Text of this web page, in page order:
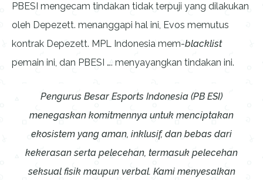
PBESI mengecam tindakan tidak terpuji yang dilakukan
oleh Depezett. menanggapi hal ini, Evos memutus
kontrak Depezett. MPL Indonesia mem-blacklist
pemain ini, dan PBESI …. menyayangkan tindakan ini.
Pengurus Besar Esports Indonesia (PB ESI)
menegaskan komitmennya untuk menciptakan
ekosistem yang aman, inklusif, dan bebas dari
kekerasan serta pelecehan, termasuk pelecehan
seksual fisik maupun verbal. Kami menyesalkan